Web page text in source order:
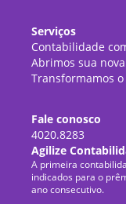
Serviços
Contabilidade
Abrimos sua
Transformamos
Fale conosco
4020.8283
Agilize
A primeira
indicados para o
ano consecutivo.